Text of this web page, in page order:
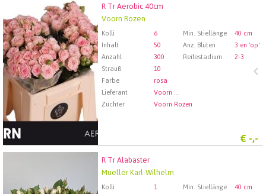
R Tr Aerobic 40cm
Voorn Rozen
Kolli 6 Min. Stiellänge
40 cm
Inhalt
50 Anz. Blüten
3 en 'op'
Anzahl
300 Reifestadium
2-3
Strauß
10
Farbe
rosa
Lieferant
Voorn Rozen
Züchter
Voorn Rozen
€ -,-
R Tr Aerobic 40cm
Wählen Sie zuerst ein Abfartdatum.
R Tr Alabaster
Mueller Karl-Wilhelm
Kolli 1 Min. Stiellänge
40 cm
Wählen Sie zuerst ein Abfartdatum.